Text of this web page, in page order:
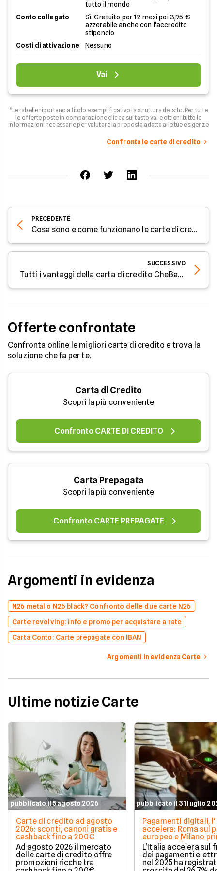
tutto il mondo
Conto collegato
Sì. Gratuito per 12 mesi poi 3,95 €
azzerabile anche con l'accredito
stipendio
Costi di attivazione
Nessuno
Vai
*Le tabelle riportano a titolo esemplificativo la struttura del sito. Per tutte
le offerte poste in comparazione clicca sul tasto vai e ottieni tutte le
informazioni necessarie per valutare la proposta adatta alle tue esigenze
Confronta le carte di credito
PRECEDENTE
Cosa sono e come funzionano le carte di credito biometriche
SUCCESSIVO
Tutti i vantaggi della carta di credito CheBanca!
Offerte confrontate
Confronta online le migliori carte di credito e trova la
soluzione che fa per te.
Carta di Credito
Scopri la più conveniente
Confronto CARTE DI CREDITO
Carta Prepagata
Scopri la più conveniente
Confronto CARTE PREPAGATE
Argomenti in evidenza
N26 metal o N26 black? Confronto delle due carte N26
Carte revolving: info e promo per acquistare a rate
Carta Conto: Carte prepagate con IBAN
Argomenti in evidenza Carte
Ultime notizie Carte
pubblicato il 5 agosto 2026
Carte di credito ad agosto
2026: sconti, canoni gratis e
cashback fino a 200€
Ad agosto 2026 il mercato
delle carte di credito offre
promozioni ricche tra
pubblicato il 31 luglio
Pagamenti digitali,
accelera: Roma sul
europeo e Milano
spesa media
L'Italia accelera sul
dei pagamenti
nel 2025 ha